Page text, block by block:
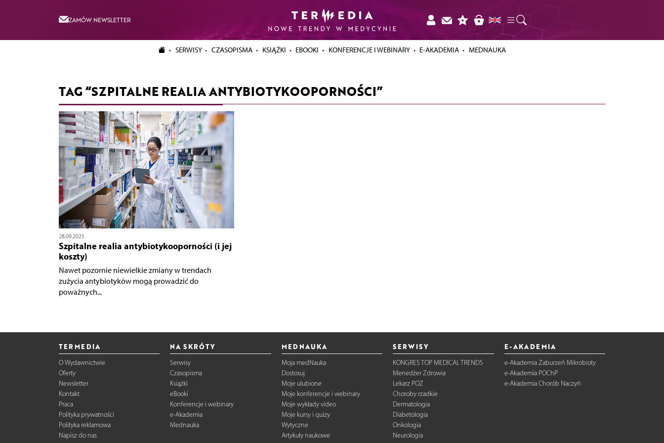
ZAMÓW NEWSLETTER
SERWISY CZASOPISMA KSIĄŻKI EBOOKI KONFERENCJE I WEBINARY E-AKADEMIA MEDNAUKA
TAG “SZPITALNE REALIA ANTYBIOTYKOOPORNOŚCI”
28.09.2025
Szpitalne realia antybiotykooporności (i jej
koszty)
Nawet pozornie niewielkie zmiany w trendach
zużycia antybiotyków mogą prowadzić do
poważnych...
TERMEDIA
O Wydawnictwie
Oferty
Newsletter
Kontakt
Praca
Polityka prywatności
Polityka reklamowa
Napisz do nas
NA SKRÓTY
Serwisy
Czasopisma
Książki
eBooki
Konferencje i webinary
e-Akademia
Mednauka
MEDNAUKA
Moja medNauka
Dostosuj
Moje ulubione
Moje konferencje i webinary
Moje wykłady video
Moje kursy i quizy
Wytyczne
Artykuły naukowe
SERWISY
KONGRES TOP MEDICAL TRENDS
Menedżer Zdrowia
Lekarz POZ
Choroby rzadkie
Dermatologia
Diabetologia
Onkologia
Neurologia
E-AKADEMIA
e-Akademia Zaburzeń Mikrobioty
e-Akademia POChP
e-Akademia Chorób Naczyń